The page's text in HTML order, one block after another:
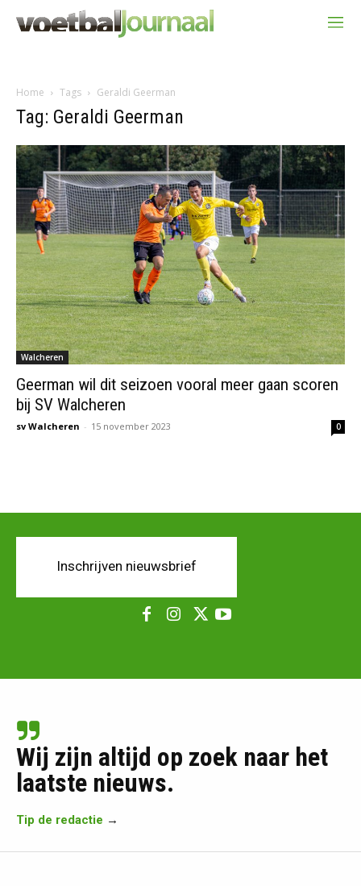
Home Tags Geraldi Geerman
Tag: Geraldi Geerman
Walcheren
Geerman wil dit seizoen vooral meer gaan scoren
bij SV Walcheren
sv Walcheren - 15 november 2023 0
Inschrijven nieuwsbrief
Wij zijn altijd op zoek naar het
laatste nieuws.
Tip de redactie →